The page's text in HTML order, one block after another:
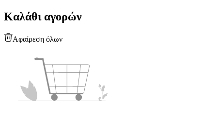
Καλάθι αγορών
Αφαίρεση όλων